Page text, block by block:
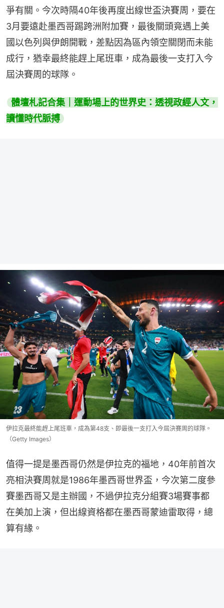
爭有關。今次時隔40年後再度出線世盃決賽周，要在
3月要遠赴墨西哥踢跨洲附加賽，最後關頭竟遇上美
國以色列與伊朗開戰，差點因為區內領空關閉而未能
成行，猶幸最終能趕上尾班車，成為最後一支打入今
屆決賽周的球隊。
體壇札記合集｜運動場上的世界史：透視政經人文，
讀懂時代脈搏
伊拉克最終能趕上尾班車，成為第48支、即最後一支打入今屆決賽周的球隊。
（Getty Images）
值得一提是墨西哥仍然是伊拉克的福地，40年前首次
亮相決賽周就是1986年墨西哥世界盃，今次第二度參
賽墨西哥又是主辦國，不過伊拉克分組賽3場賽事都
在美加上演，但出線資格都在墨西哥蒙迪雷取得，總
算有緣。